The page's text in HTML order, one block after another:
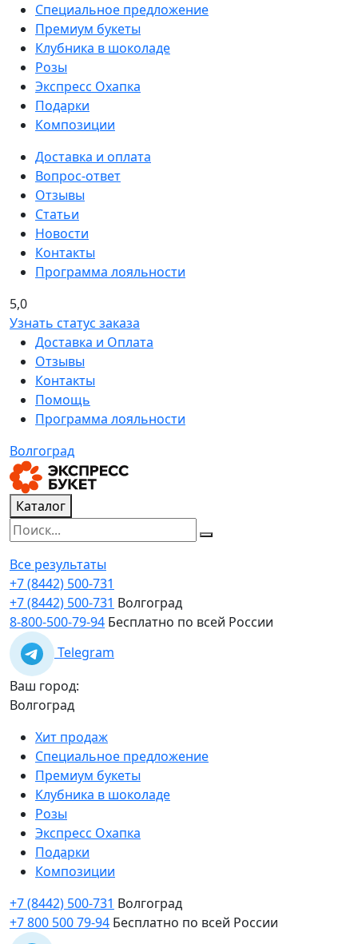
Специальное предложение
Премиум букеты
Клубника в шоколаде
Розы
Экспресс Охапка
Подарки
Композиции
Доставка и оплата
Вопрос-ответ
Отзывы
Статьи
Новости
Контакты
Программа лояльности
5,0
Узнать статус заказа
Доставка и Оплата
Отзывы
Контакты
Помощь
Программа лояльности
Волгоград
Каталог
Все результаты
+7 (8442) 500-731
+7 (8442) 500-731 Волгоград
8-800-500-79-94 Бесплатно по всей России
Telegram
Ваш город:
Волгоград
Хит продаж
Специальное предложение
Премиум букеты
Клубника в шоколаде
Розы
Экспресс Охапка
Подарки
Композиции
+7 (8442) 500-731 Волгоград
+7 800 500 79-94 Бесплатно по всей России